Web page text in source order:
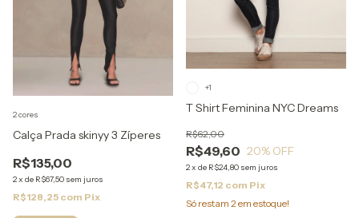
Calça Prada skinyy 3 Zíperes
R$135,00
2x de R$67,50 sem juros
R$128,25 com Pix
2 cores T Shirt Feminina NYC Dreams
R$49,60
R$62,00
20% OFF
2x de R$24,80 sem juros
R$47,12 com Pix
Só restam 2em estoque!
+1